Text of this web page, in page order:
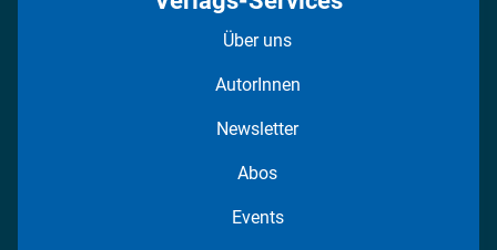
Über uns
AutorInnen
Newsletter
Abos
Events